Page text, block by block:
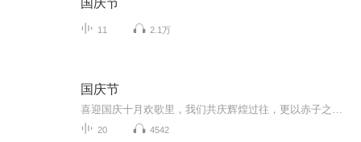
11 2.1万
国庆节
20 4542